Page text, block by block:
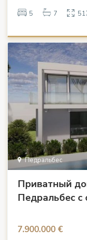
5 7
Педральбес
Приватный
Педральбес с
7.900.000 €